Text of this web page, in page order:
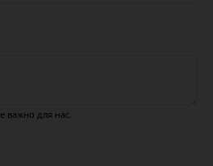
важно для нас.